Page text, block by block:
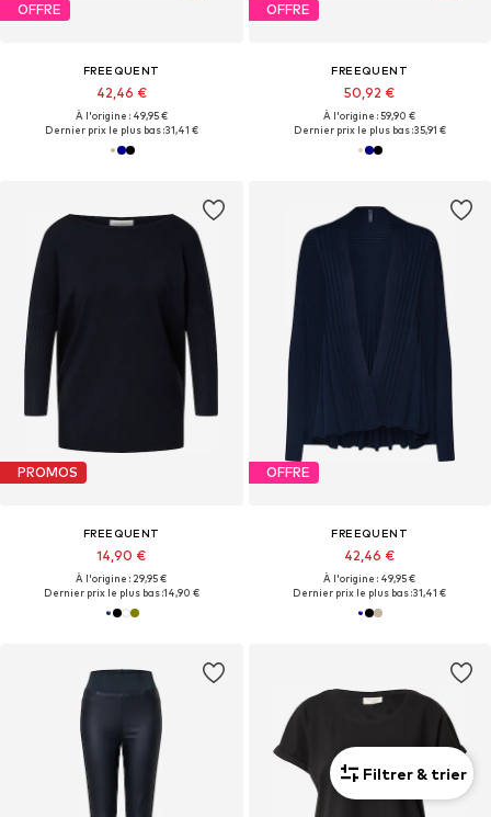
OFFRE
FREEQUENT
42,46 €
À l'origine : 49,95 €
Dernier prix le plus bas :31,41 €
OFFRE
FREEQUENT
50,92 €
À l'origine : 59,90 €
Dernier prix le plus bas :35,91 €
PROMOS
FREEQUENT
14,90 €
À l'origine : 29,95 €
Dernier prix le plus bas :14,90 €
OFFRE
FREEQUENT
42,46 €
À l'origine : 49,95 €
Dernier prix le plus bas :31,41 €
Filtrer & trier